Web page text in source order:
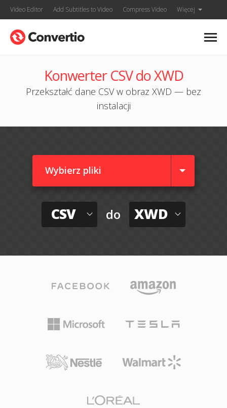
Video Editor Add Subtitles to Video Compress Video Więcej
Konwerter CSV do XWD
Przekształć dane CSV w obraz XWD — bez
instalacji
Wybierz pliki
CSV do XWD